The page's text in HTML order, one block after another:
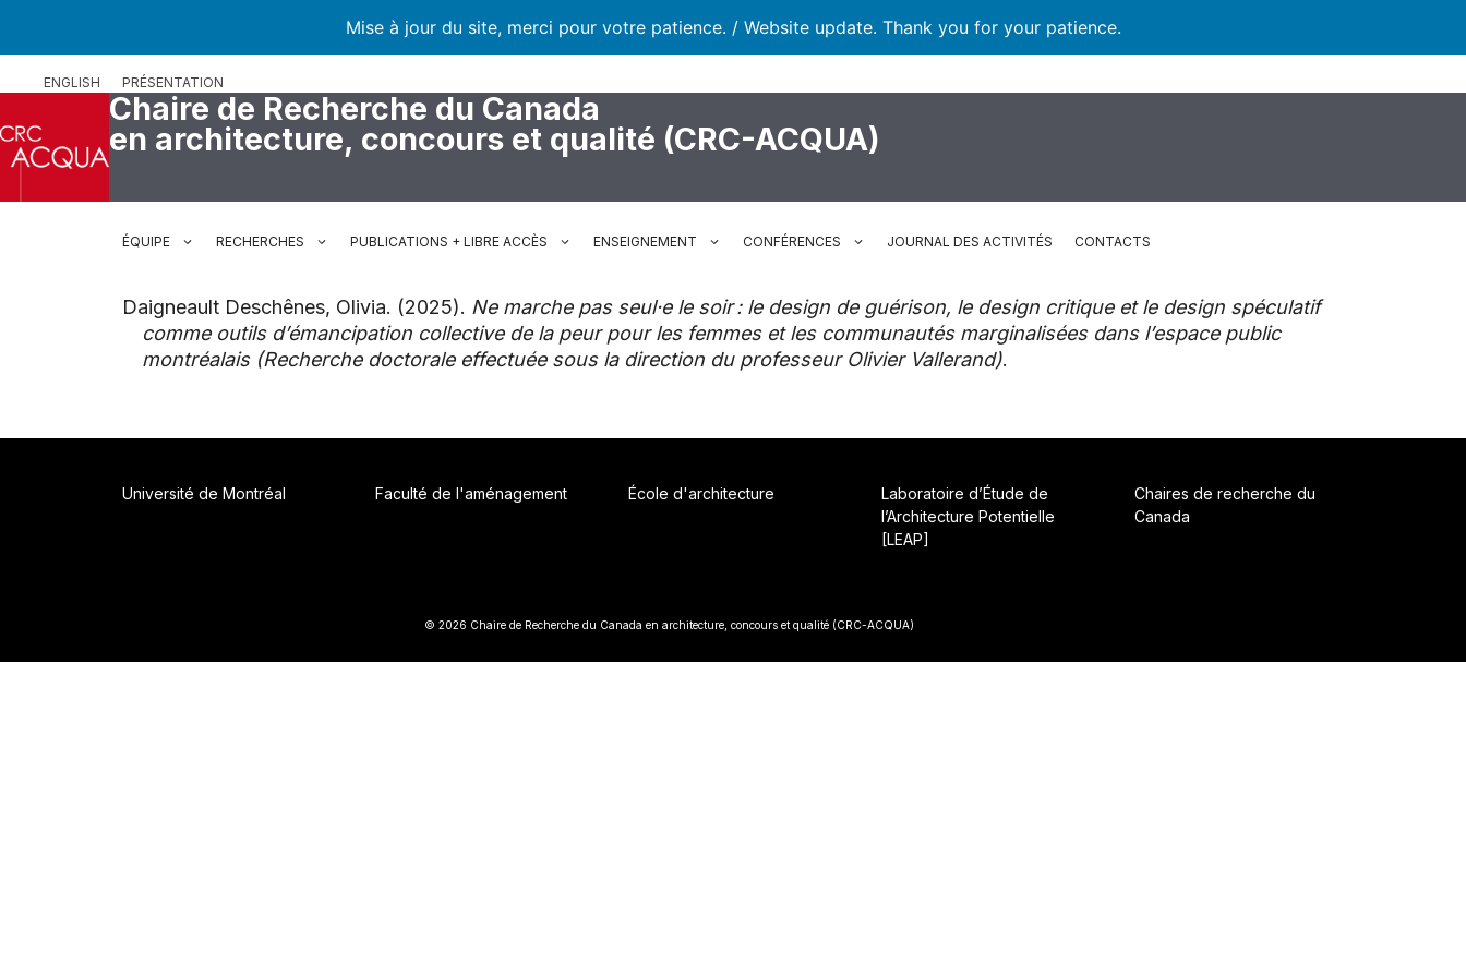
Mise à jour du site, merci pour votre patience. / Website update. Thank you for your patience.
ENGLISH PRÉSENTATION
Chaire de Recherche du Canada
en architecture, concours et qualité (CRC-ACQUA)
ÉQUIPE RECHERCHES PUBLICATIONS + LIBRE ACCÈS ENSEIGNEMENT CONFÉRENCES JOURNAL DES ACTIVITÉS CONTACTS
Daigneault Deschênes, Olivia. (2025). Ne marche pas seul·e le soir : le design de guérison, le design critique et le design spéculatif
comme outils d’émancipation collective de la peur pour les femmes et les communautés marginalisées dans l’espace public
montréalais (Recherche doctorale effectuée sous la direction du professeur Olivier Vallerand).
Université de Montréal Faculté de l'aménagement École d'architecture
Laboratoire d’Étude de
l’Architecture Potentielle
[LEAP]
Chaires de recherche du
Canada
© 2026 Chaire de Recherche du Canada en architecture, concours et qualité (CRC-ACQUA)